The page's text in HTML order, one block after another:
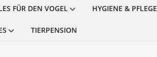
FÜR DEN VOGEL HYGIENE & PFLEGE
TIERPENSION